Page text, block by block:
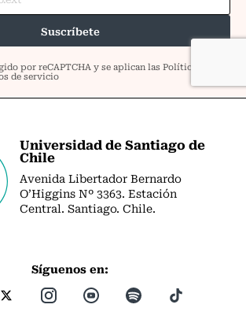
Universidad de Santiago de
Chile
Avenida Libertador Bernardo
O’Higgins Nº 3363. Estación
Central. Santiago. Chile.
Síguenos en: